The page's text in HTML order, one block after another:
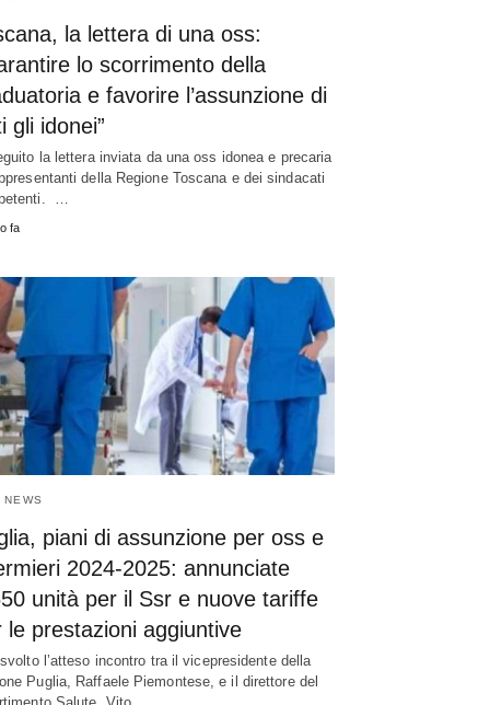
la lettera di una oss:
lo scorrimento della
e favorire l’assunzione di
gli idonei”
la lettera inviata da una oss idonea e precaria
della Regione Toscana e dei sindacati
…
fa
piani di assunzione per oss e
2024-2025: annunciate
unità per il Ssr e nuove tariffe
le prestazioni aggiuntive
l’atteso incontro tra il vicepresidente della
Puglia, Raffaele Piemontese, e il direttore del